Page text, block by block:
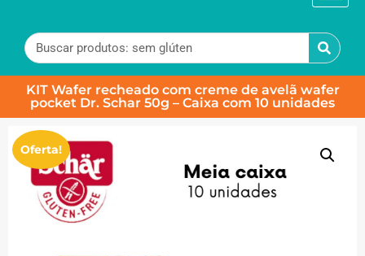
KIT Wafer recheado com creme de avelã wafer
pocket Dr. Schar 50g – Caixa com 10 unidades
Oferta!